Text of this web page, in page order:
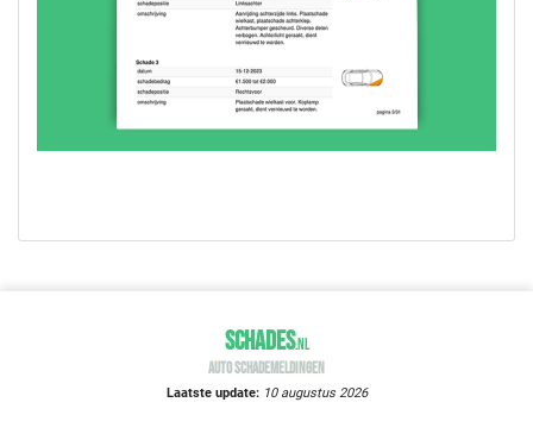
SCHADES.NL
AUTO SCHADEMELDINGEN
Laatste update: 10 augustus 2026